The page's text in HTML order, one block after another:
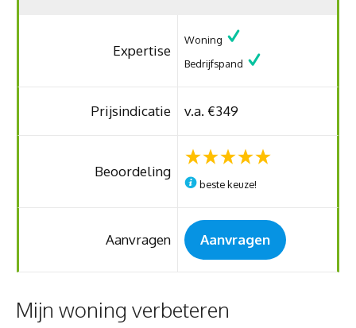
Expertise
Woning
Bedrijfspand
Prijsindicatie v.a. €349
Beoordeling
beste keuze!
Aanvragen Aanvragen
Mijn woning verbeteren